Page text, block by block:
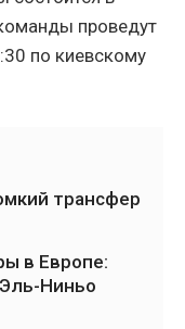
проведут
по киевскому
трансфер
в Европе:
Ниньо